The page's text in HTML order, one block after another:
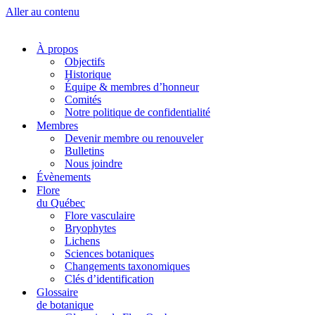
Aller au contenu
À propos
Objectifs
Historique
Équipe & membres d’honneur
Comités
Notre politique de confidentialité
Membres
Devenir membre ou renouveler
Bulletins
Nous joindre
Évènements
Flore
du Québec
Flore vasculaire
Bryophytes
Lichens
Sciences botaniques
Changements taxonomiques
Clés d’identification
Glossaire
de botanique